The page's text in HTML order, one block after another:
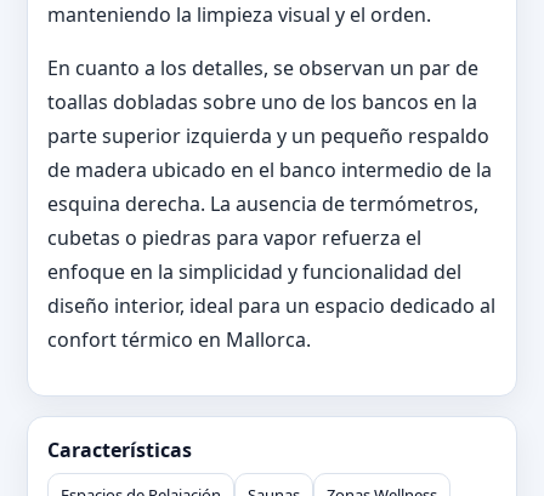
manteniendo la limpieza visual y el orden.
En cuanto a los detalles, se observan un par de
toallas dobladas sobre uno de los bancos en la
parte superior izquierda y un pequeño respaldo
de madera ubicado en el banco intermedio de la
esquina derecha. La ausencia de termómetros,
cubetas o piedras para vapor refuerza el
enfoque en la simplicidad y funcionalidad del
diseño interior, ideal para un espacio dedicado al
confort térmico en Mallorca.
Características